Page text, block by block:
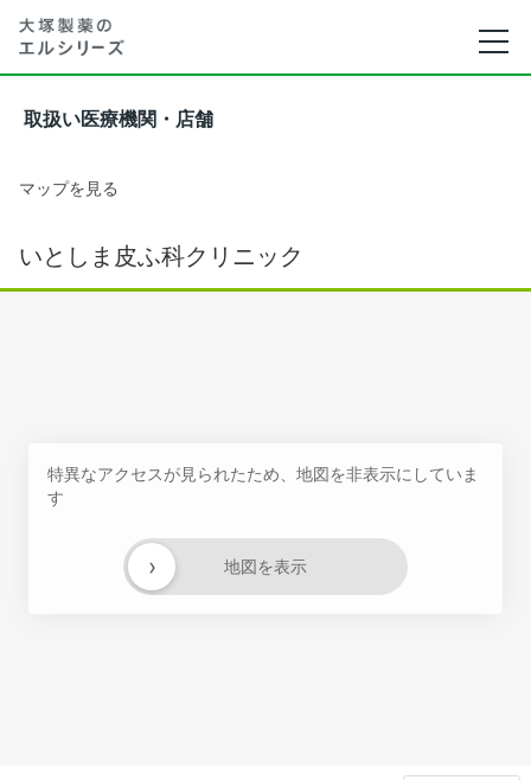
取扱い医療機関・店舗
マップを見る
いとしま皮ふ科クリニック
特異なアクセスが見られたため、地図を非表示にしていま
す
地図を表示
›